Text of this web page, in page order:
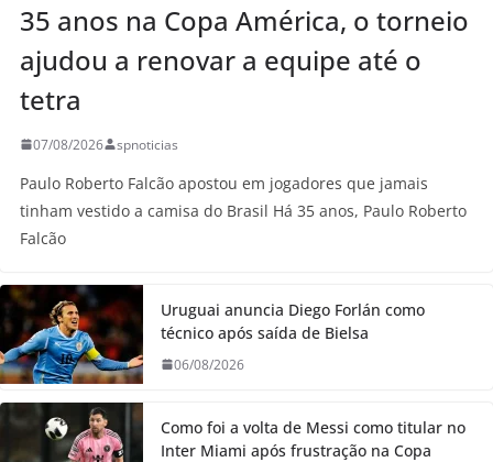
35 anos na Copa América, o torneio
ajudou a renovar a equipe até o
tetra
07/08/2026 spnoticias
Paulo Roberto Falcão apostou em jogadores que jamais
tinham vestido a camisa do Brasil Há 35 anos, Paulo Roberto
Falcão
Uruguai anuncia Diego Forlán como
técnico após saída de Bielsa
06/08/2026
Como foi a volta de Messi como titular no
Inter Miami após frustração na Copa